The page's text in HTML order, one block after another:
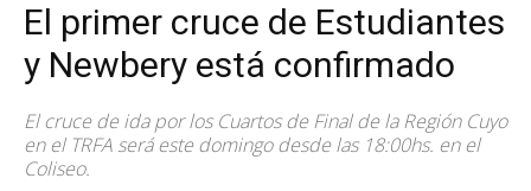
El primer cruce de Estudiantes
y Newbery está confirmado
El cruce de ida por los Cuartos de Final de la Región Cuyo
en el TRFA será este domingo desde las 18:00hs. en el
Coliseo.